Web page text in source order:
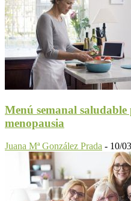
Menú semanal
menopausia
Juana Mª González Prada - 10/